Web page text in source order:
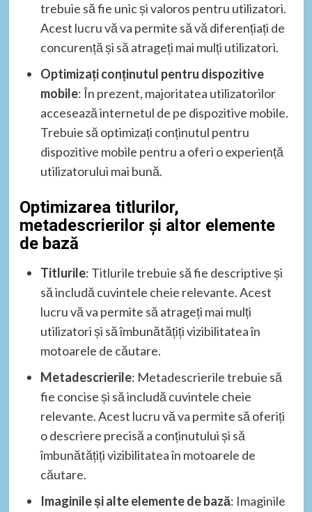
trebuie să fie unic și valoros pentru utilizatori.
Acest lucru vă va permite să vă diferențiați de
concurență și să atrageți mai mulți utilizatori.
Optimizați conținutul pentru dispozitive
mobile: În prezent, majoritatea utilizatorilor
accesează internetul de pe dispozitive mobile.
Trebuie să optimizați conținutul pentru
dispozitive mobile pentru a oferi o experiență
utilizatorului mai bună.
Optimizarea titlurilor,
metadescrierilor și altor elemente
de bază
Titlurile: Titlurile trebuie să fie descriptive și
să includă cuvintele cheie relevante. Acest
lucru vă va permite să atrageți mai mulți
utilizatori și să îmbunătățiți vizibilitatea în
motoarele de căutare.
Metadescrierile: Metadescrierile trebuie să
fie concise și să includă cuvintele cheie
relevante. Acest lucru vă va permite să oferiți
o descriere precisă a conținutului și să
îmbunătățiți vizibilitatea în motoarele de
căutare.
Imaginile și alte elemente de bază: Imaginile